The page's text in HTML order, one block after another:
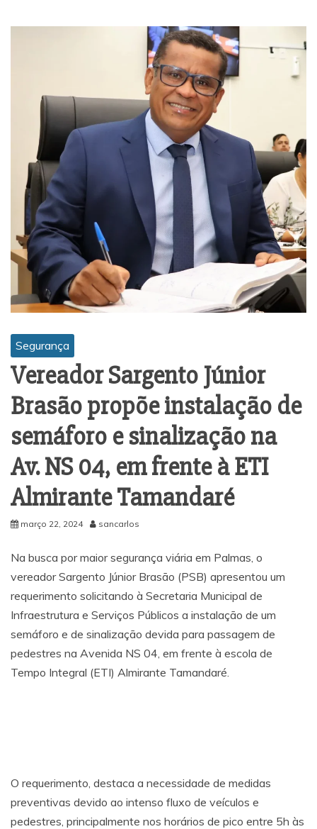
Segurança
Vereador Sargento Júnior
Brasão propõe instalação de
semáforo e sinalização na
Av. NS 04, em frente à ETI
Almirante Tamandaré
março 22, 2024 sancarlos
Na busca por maior segurança viária em Palmas, o
vereador Sargento Júnior Brasão (PSB) apresentou um
requerimento solicitando à Secretaria Municipal de
Infraestrutura e Serviços Públicos a instalação de um
semáforo e de sinalização devida para passagem de
pedestres na Avenida NS 04, em frente à escola de
Tempo Integral (ETI) Almirante Tamandaré.
O requerimento, destaca a necessidade de medidas
preventivas devido ao intenso fluxo de veículos e
pedestres, principalmente nos horários de pico entre 5h às